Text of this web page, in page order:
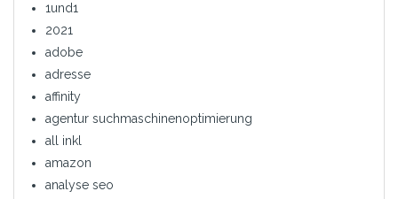
1und1
2021
adobe
adresse
affinity
agentur suchmaschinenoptimierung
all inkl
amazon
analyse seo